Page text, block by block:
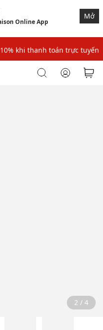
Online App
Mở
đơn đầu cho thành viên mới!
khi thanh toán trực tuyến
đơn đầu cho thành viên mới!
2 / 4